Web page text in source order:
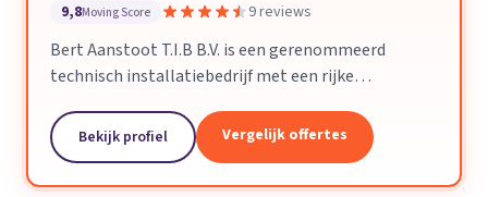
9,8Moving Score 9 reviews
Bert Aanstoot T.I.B B.V. is een gerenommeerd
technisch installatiebedrijf met een rijke
tachtig. Wij onderscheiden ons door onze
veelzijdigheid en...
Bekijk profiel Vergelijk offertes